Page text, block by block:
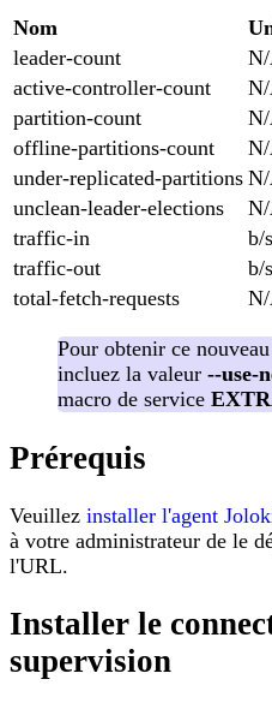
Nom
leader-count
active-controller-count
partition-count
offline-partitions-count
under-replicated-partitions
unclean-leader-elections
traffic-in
b/s
traffic-out
b/s
total-fetch-requests
Pour obtenir ce
incluez la valeur --use-
macro de service
Prérequis
Veuillez installer l'agent
à votre administrateur de le
l'URL.
Installer le
supervision